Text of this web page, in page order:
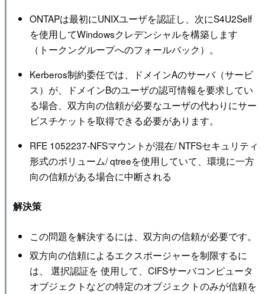
ONTAPは最初にUNIXユーザを認証し、次にS4U2Self
を使用してWindowsクレデンシャルを構築します
（トークングループへのフォールバック）。
Kerberos制約委任では、ドメインAのサーバ（サービ
ス）が、ドメインBのユーザの認可情報を要求してい
る場合、双方向の信頼が必要なユーザの代わりにサー
ビスチケットを取得できる必要があります。
RFE 1052237-NFSマウントが混在/ NTFSセキュリティ
形式のボリューム/ qtreeを使用していて、環境に一方
向の信頼がある場合に中断される
解決策
この問題を解決するには、双方向の信頼が必要です。
双方向の信頼によるエクスポージャーを制限するに
は、 選択認証を 使用して、CIFSサーバコンピュータ
オブジェクトなどの特定のオブジェクトのみが信頼を